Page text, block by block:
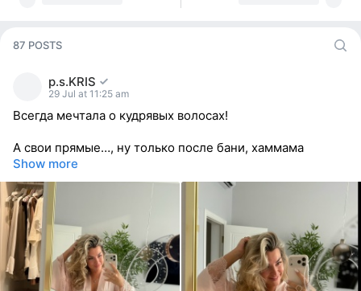
87 POSTS
p.s.KRIS
29 Jul at 11:25 am
Всегда мечтала о кудрявых волосах!
А свои прямые…, ну только после бани, хаммама
Show more